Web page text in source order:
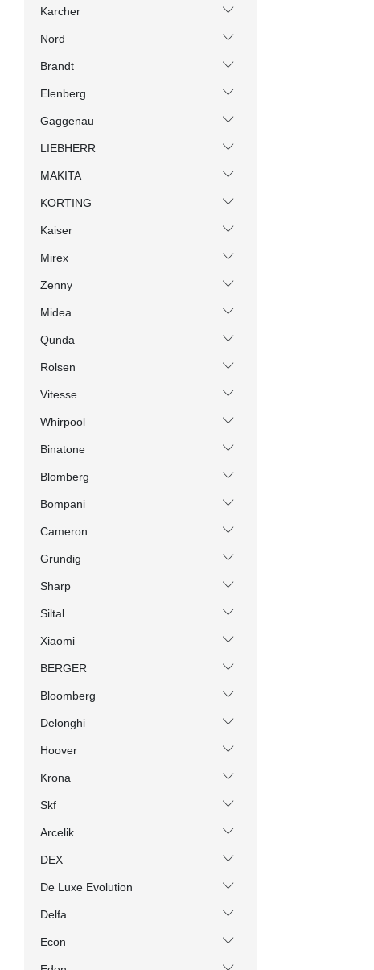
Karcher
Nord
Brandt
Elenberg
Gaggenau
LIEBHERR
MAKITA
KORTING
Kaiser
Mirex
Zenny
Midea
Qunda
Rolsen
Vitesse
Whirpool
Binatone
Blomberg
Bompani
Cameron
Grundig
Sharp
Siltal
Xiaomi
BERGER
Bloomberg
Delonghi
Hoover
Krona
Skf
Arcelik
DEX
De Luxe Evolution
Delfa
Econ